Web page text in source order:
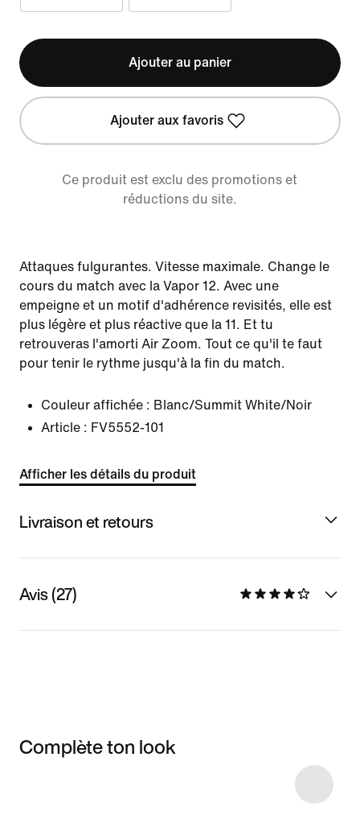
Ajouter au panier
Ajouter aux favoris
Ce produit est exclu des promotions et
réductions du site.
Attaques fulgurantes. Vitesse maximale. Change le
cours du match avec la Vapor 12. Avec une
empeigne et un motif d'adhérence revisités, elle est
plus légère et plus réactive que la 11. Et tu
retrouveras l'amorti Air Zoom. Tout ce qu'il te faut
pour tenir le rythme jusqu'à la fin du match.
Couleur affichée : Blanc/Summit White/Noir
Article : FV5552-101
Afficher les détails du produit
Livraison et retours
Avis (27)
Complète ton look